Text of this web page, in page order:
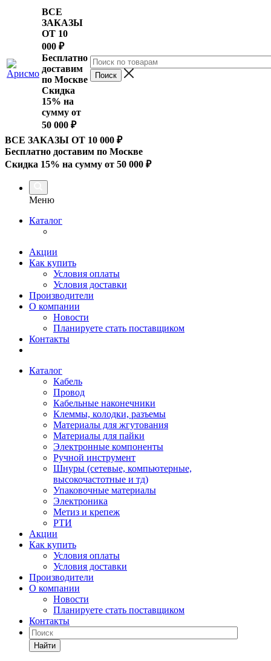
ВСЕ
ЗАКАЗЫ
ОТ 10
000 ₽
Бесплатно
доставим
по Москве
Скидка
15% на
сумму от
50 000 ₽
ВСЕ ЗАКАЗЫ ОТ 10 000 ₽
Бесплатно доставим по Москве
Скидка 15% на сумму от 50 000 ₽
Меню
Каталог
Акции
Как купить
Условия оплаты
Условия доставки
Производители
О компании
Новости
Планируете стать поставщиком
Контакты
Каталог
Кабель
Провод
Кабельные наконечники
Клеммы, колодки, разъемы
Материалы для жгутования
Материалы для пайки
Электронные компоненты
Ручной инструмент
Шнуры (сетевые, компьютерные,
высокочастотные и тд)
Упаковочные материалы
Электроника
Метиз и крепеж
РТИ
Акции
Как купить
Условия оплаты
Условия доставки
Производители
О компании
Новости
Планируете стать поставщиком
Контакты
Найти